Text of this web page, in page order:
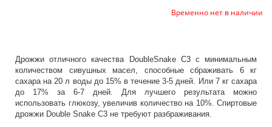
Временно нет в наличии
Дрожжи отличного качества DoubleSnake C3 с минимальным
количеством сивушных масел, способные сбраживать 6 кг
сахара на 20 л воды до 15% в течение 3-5 дней. Или 7 кг сахара
до 17% за 6-7 дней. Для лучшего результата можно
использовать глюкозу, увеличив количество на 10%. Спиртовые
дрожжи Double Snake C3 не требуют разбраживания.